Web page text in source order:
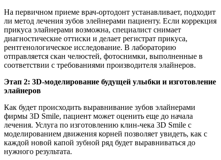
На первичном приеме врач-ортодонт устанавливает, подходит
ли метод лечения зубов элейнерами пациенту. Если коррекция
прикуса элайнерами возможна, специалист снимает
диагностические оттиски и делает регистрат прикуса,
рентгенологическое исследование. В лабораторию
отправляется скан челюстей, фотоснимки, выполненные в
соответствии с требованиями производителя элайнеров.
Этап 2: 3D-моделирование будущей улыбки и изготовление
элайнеров
Как будет происходить выравнивание зубов элайнерами
фирмы 3D Smile, пациент может оценить еще до начала
лечения. Услуга по изготовлению клин-чека 3D Smile с
моделированием движения корней позволяет увидеть, как с
каждой новой капой зубной ряд будет выравниваться до
нужного результата.